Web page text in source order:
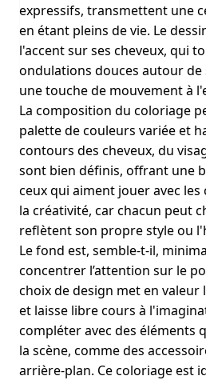
expressifs, transmettent une
en étant pleins de vie. Le
l'accent sur ses cheveux, qui
ondulations douces autour de
une touche de mouvement à
La composition du coloriage
palette de couleurs variée et
contours des cheveux, du
sont bien définis, offrant une
ceux qui aiment jouer avec les
la créativité, car chacun peut
reflètent son propre style ou
Le fond est, semble-t-il,
concentrer l’attention sur le
choix de design met en
et laisse libre cours à
compléter avec des éléments
la scène, comme des
arrière-plan. Ce coloriage est